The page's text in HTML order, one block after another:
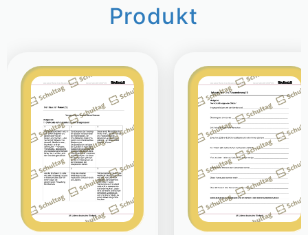
Produkt